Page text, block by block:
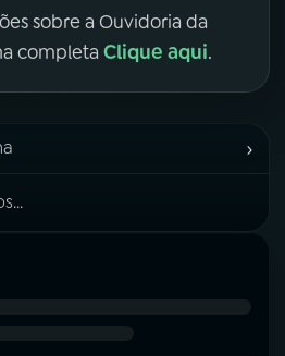
sobre a Ouvidoria da
completa Clique aqui.
›